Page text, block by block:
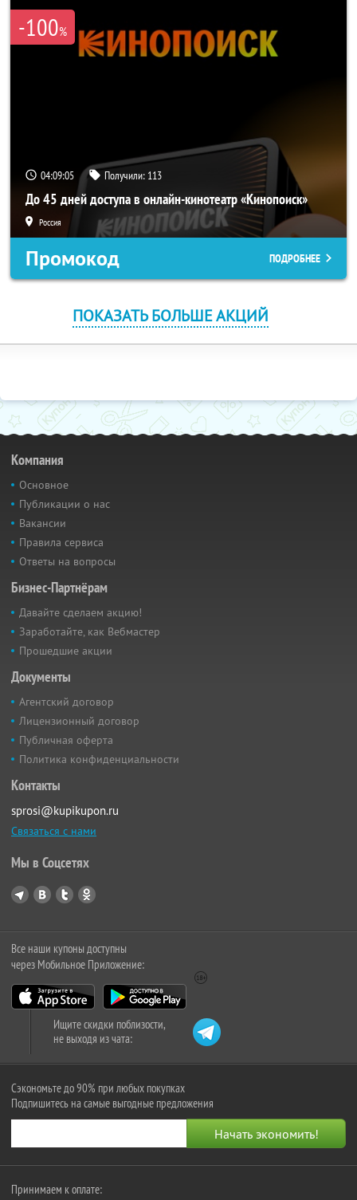
-100%
04:09:04 Получили: 113
До 45 дней доступа в онлайн-кинотеатр «Кинопоиск»
Россия
Промокод ПОДРОБНЕЕ
ПОКАЗАТЬ БОЛЬШЕ АКЦИЙ
Компания
Основное
Публикации о нас
Вакансии
Правила сервиса
Ответы на вопросы
Бизнес-Партнёрам
Давайте сделаем акцию!
Заработайте, как Вебмастер
Прошедшие акции
Документы
Агентский договор
Лицензионный договор
Публичная оферта
Политика конфиденциальности
Контакты
sprosi@kupikupon.ru
Связаться с нами
Мы в Соцсетях
Все наши купоны доступны
через Мобильное Приложение:
Ищите скидки поблизости,
не выходя из чата:
Сэкономьте до 90% при любых покупках
Подпишитесь на самые выгодные предложения
Принимаем к оплате: